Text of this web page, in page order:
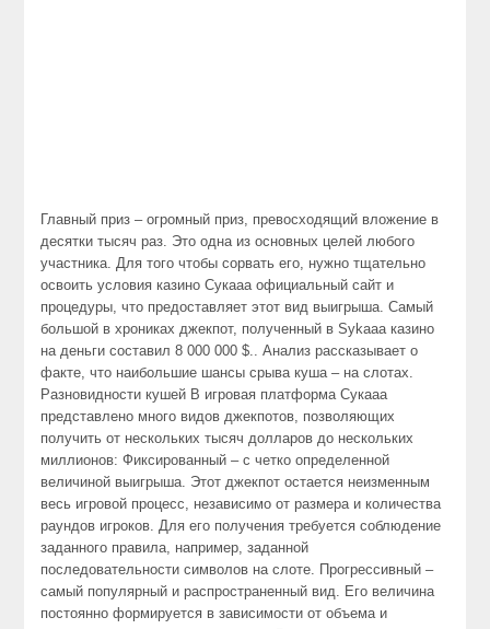
Главный приз – огромный приз, превосходящий вложение в
десятки тысяч раз. Это одна из основных целей любого
участника. Для того чтобы сорвать его, нужно тщательно
освоить условия казино Сукааа официальный сайт и
процедуры, что предоставляет этот вид выигрыша. Самый
большой в хрониках джекпот, полученный в Sykaaa казино
на деньги составил 8 000 000 $.. Анализ рассказывает о
факте, что наибольшие шансы срыва куша – на слотах.
Разновидности кушей В игровая платформа Сукааа
представлено много видов джекпотов, позволяющих
получить от нескольких тысяч долларов до нескольких
миллионов: Фиксированный – с четко определенной
величиной выигрыша. Этот джекпот остается неизменным
весь игровой процесс, независимо от размера и количества
раундов игроков. Для его получения требуется соблюдение
заданного правила, например, заданной
последовательности символов на слоте. Прогрессивный –
самый популярный и распространенный вид. Его величина
постоянно формируется в зависимости от объема и